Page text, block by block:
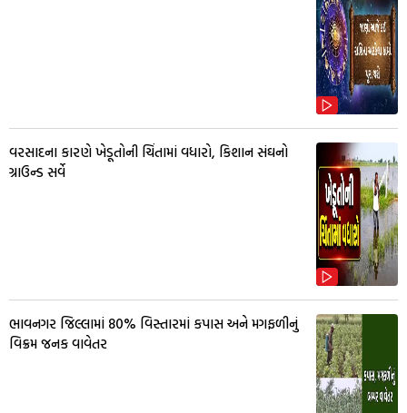
વરસાદના કારણે ખેડૂતોની ચિંતામાં વધારો, કિશાન સંઘનો
ગ્રાઉન્ડ સર્વે
ભાવનગર જિલ્લામાં 80% વિસ્તારમાં કપાસ અને મગફળીનું
વિક્રમ જનક વાવેતર